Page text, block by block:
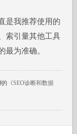
我推荐使用的
索引量其他工具
最为准确。
的 《SEO诊断和数据